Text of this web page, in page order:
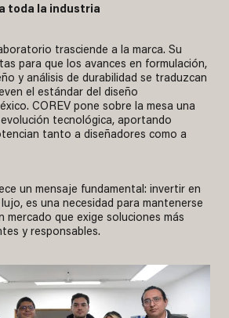
toda la industria
trasciende a la marca. Su
para que los avances en formulación,
y análisis de durabilidad se traduzcan
el estándar del diseño
COREV pone sobre la mesa una
tecnológica, aportando
tanto a diseñadores como a
un mensaje fundamental: invertir en
es una necesidad para mantenerse
mercado que exige soluciones más
y responsables.